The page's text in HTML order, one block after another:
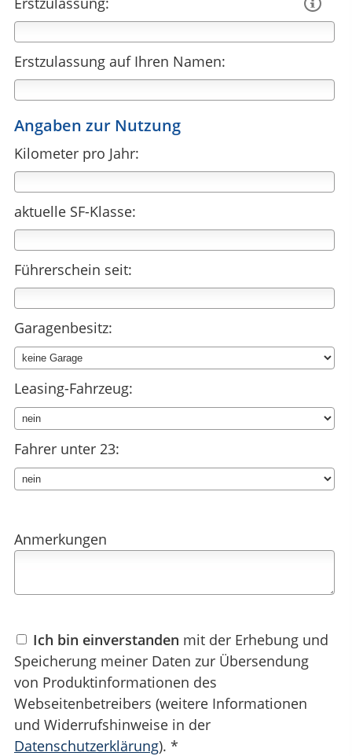

Erstzulassung auf Ihren Namen:
Angaben zur Nutzung
Kilometer pro Jahr:
aktuelle SF-Klasse:
Führerschein seit:
Garagenbesitz:
Leasing-Fahrzeug:
Fahrer unter 23:
Anmerkungen
Ich bin einverstanden mit der Erhebung und
Speicherung meiner Daten zur Übersendung
von Produktinformationen des
Webseitenbetreibers (weitere Informationen
und Widerrufshinweise in der
Datenschutzerklärung). *